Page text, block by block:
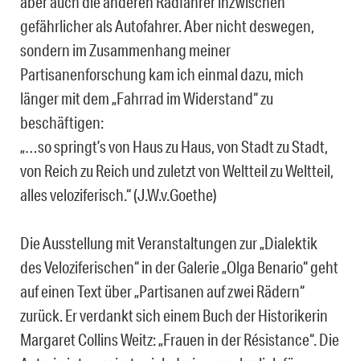
gefährlicher als Autofahrer. Aber nicht deswegen,
sondern im Zusammenhang meiner
Partisanenforschung kam ich einmal dazu, mich
länger mit dem „Fahrrad im Widerstand“ zu
beschäftigen:
„…so springt’s von Haus zu Haus, von Stadt zu Stadt,
von Reich zu Reich und zuletzt von Weltteil zu Weltteil,
alles veloziferisch.“ (J.W.v.Goethe)
Die Ausstellung mit Veranstaltungen zur „Dialektik
des Veloziferischen“ in der Galerie „Olga Benario“ geht
auf einen Text über „Partisanen auf zwei Rädern“
zurück. Er verdankt sich einem Buch der Historikerin
Margaret Collins Weitz: „Frauen in der Résistance“. Die